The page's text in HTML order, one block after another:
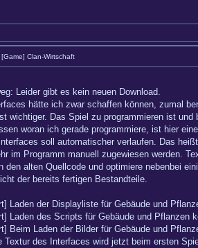
[Game] Clan-Wirtschaft
Leider gibt es kein neuen Download.
hätte ich zwar schaffen können, zumal
wichtiger. Das Spiel zu programmieren ist und
woran ich gerade programmiere, ist hier
soll automatischer verlaufen. Das
im Programm manuell zugewiesen werden.
den alten Quellcode und optimiere nebenbei
der bereits fertigen Bestandteile.
Laden der Displayliste für Gebäude und
Laden des Scripts für Gebäude und Pflanzen
Beim Laden der Bilder für Gebäude und
Textur des Interfaces wird jetzt beim ersten